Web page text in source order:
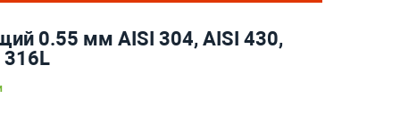
0.55 мм AISI 304, AISI 430,
316L